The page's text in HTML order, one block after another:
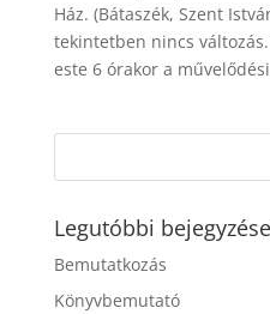
Ház. (Bátaszék, Szent
tekintetben nincs
este 6 órakor a
Legutóbbi
Bemutatkozás
Könyvbemutató